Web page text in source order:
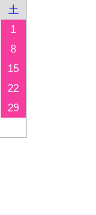
土
1
8
15
22
29